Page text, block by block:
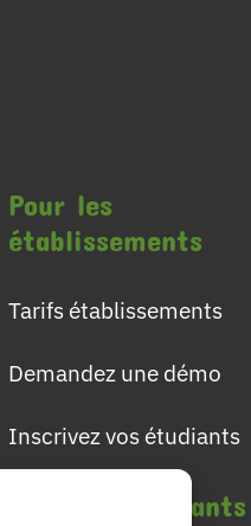
Pour les
établissements
Tarifs établissements
Demandez une démo
Inscrivez vos étudiants
Pour les étudiants